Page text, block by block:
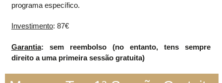
programa específico.
Investimento: 87€
Garantia: sem reembolso (no entanto, tens sempre
direito a uma primeira sessão gratuita)